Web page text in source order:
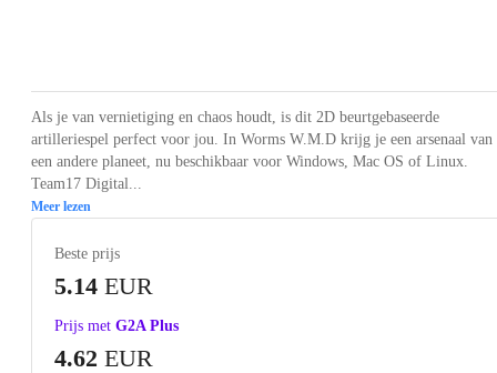
Als je van vernietiging en chaos houdt, is dit 2D beurtgebaseerde
artilleriespel perfect voor jou. In Worms W.M.D krijg je een arsenaal van
een andere planeet, nu beschikbaar voor Windows, Mac OS of Linux.
Team17 Digital...
Meer lezen
Beste prijs
5.14 EUR
Prijs met G2A Plus
4.62 EUR